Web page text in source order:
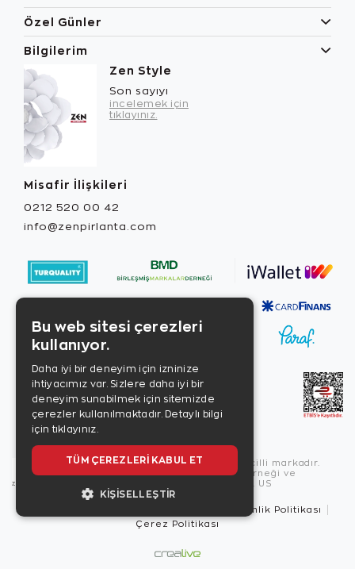
Özel Günler
Bilgilerim
Zen Style
Son sayıyı
incelemek için
tıklayınız.
Misafir İlişkileri
0212 520 00 42
info@zenpirlanta.com
Copyright © 2026, Zen Diamond tescilli markadır.
Zen Diamond Birleşmiş Markalar Derneği ve
Turquality Destek Programı üyesidir. US
Güvenlik Politikası
Çerez Politikası
Bu web sitesi çerezleri
kullanıyor.
Daha iyi bir deneyim için izninize
ihtiyacımız var. Sizlere daha iyi bir
deneyim sunabilmek için sitemizde
çerezler kullanılmaktadır. Detaylı bilgi
için tıklayınız.
TÜM ÇEREZLERI KABUL ET
KIŞISELLEŞTIR